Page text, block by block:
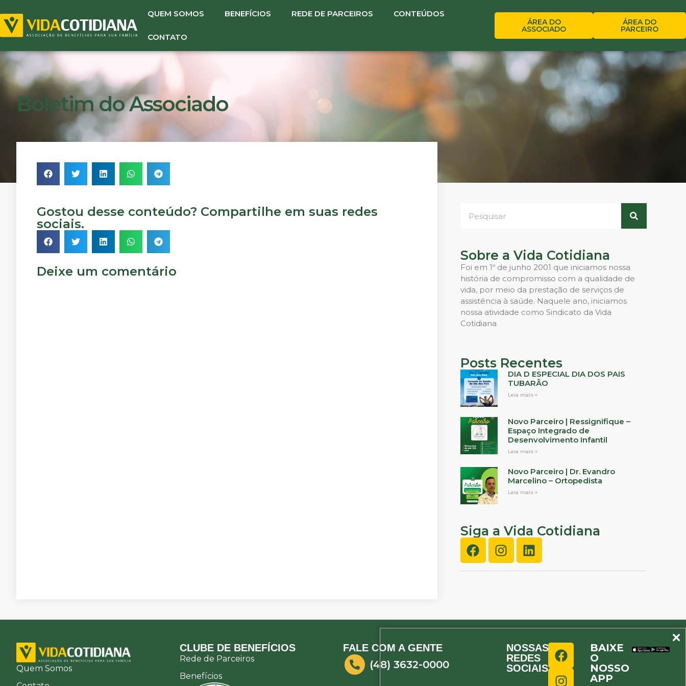
QUEM SOMOS BENEFÍCIOS REDE DE PARCEIROS CONTEÚDOS
CONTATO
ÁREA DO
ASSOCIADO
ÁREA DO
PARCEIRO
Boletim do Associado
Gostou desse conteúdo? Compartilhe em suas redes
sociais.
Deixe um comentário
Sobre a Vida Cotidiana
Foi em 1º de junho 2001 que iniciamos nossa
história de compromisso com a qualidade de
vida, por meio da prestação de serviços de
assistência à saúde. Naquele ano, iniciamos
nossa atividade como Sindicato da Vida
Cotidiana
Posts Recentes
DIA D ESPECIAL DIA DOS PAIS
TUBARÃO
Leia mais »
Novo Parceiro | Ressignifique –
Espaço Integrado de
Desenvolvimento Infantil
Leia mais »
Novo Parceiro | Dr. Evandro
Marcelino – Ortopedista
Leia mais »
Siga a Vida Cotidiana
Quem Somos
CLUBE DE BENEFÍCIOS
Rede de Parceiros
Benefícios
FALE COM A GENTE
(48) 3632-0000
NOSSAS
REDES
SOCIAIS
BAIXE
O
NOSSO
APP